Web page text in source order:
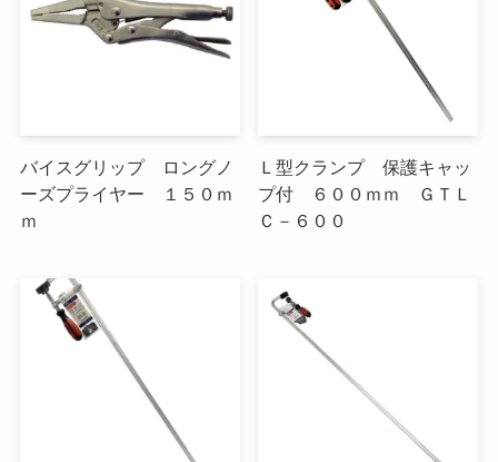
バイスグリップ ロングノ
ーズプライヤー １５０ｍ
ｍ
Ｌ型クランプ 保護キャッ
プ付 ６００ｍｍ ＧＴＬ
Ｃ－６００